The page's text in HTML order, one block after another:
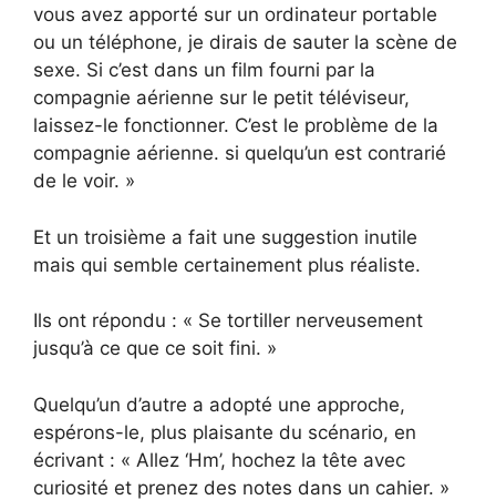
vous avez apporté sur un ordinateur portable
ou un téléphone, je dirais de sauter la scène de
sexe. Si c’est dans un film fourni par la
compagnie aérienne sur le petit téléviseur,
laissez-le fonctionner. C’est le problème de la
compagnie aérienne. si quelqu’un est contrarié
de le voir. »
Et un troisième a fait une suggestion inutile
mais qui semble certainement plus réaliste.
Ils ont répondu : « Se tortiller nerveusement
jusqu’à ce que ce soit fini. »
Quelqu’un d’autre a adopté une approche,
espérons-le, plus plaisante du scénario, en
écrivant : « Allez ‘Hm’, hochez la tête avec
curiosité et prenez des notes dans un cahier. »